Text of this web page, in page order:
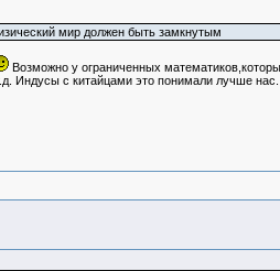
мир должен быть замкнутым
Возможно у ограниченных
Индусы с китайцами это понимали лучше